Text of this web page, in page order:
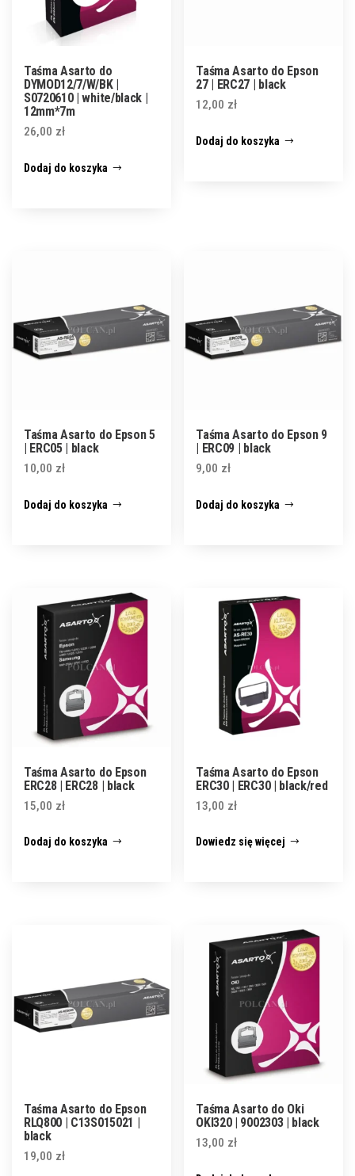
Taśma Asarto do
DYMOD12/7/W/BK |
S0720610 | white/black |
12mm*7m
26,00 zł
Dodaj do koszyka
Taśma Asarto do Epson
27 | ERC27 | black
12,00 zł
Dodaj do koszyka
Taśma Asarto do Epson 5
| ERC05 | black
10,00 zł
Dodaj do koszyka
Taśma Asarto do Epson 9
| ERC09 | black
9,00 zł
Dodaj do koszyka
Taśma Asarto do Epson
ERC28 | ERC28 | black
15,00 zł
Dodaj do koszyka
Taśma Asarto do Epson
ERC30 | ERC30 | black/red
13,00 zł
Dowiedz się więcej
Taśma Asarto do Epson
RLQ800 | C13S015021 |
black
19,00 zł
Taśma Asarto do Oki
OKI320 | 9002303 | black
13,00 zł